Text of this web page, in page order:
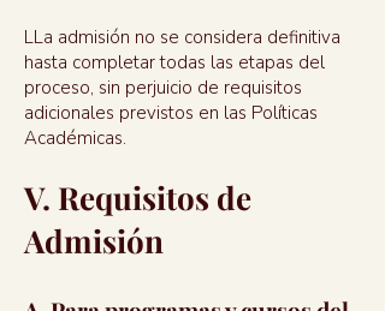
LLa admisión no se considera definitiva
hasta completar todas las etapas del
proceso, sin perjuicio de requisitos
adicionales previstos en las Políticas
Académicas.
V. Requisitos de
Admisión